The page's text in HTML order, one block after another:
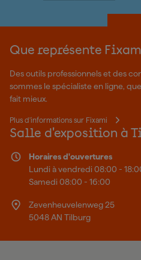
Que représente
Des outils professionnels et des
sommes le spécialiste en ligne,
fait mieux.
Plus d'informations sur Fixami
Salle d'exposition à
Horaires d'ouvertures
Lundi à vendredi 08:00 -
Samedi 08:00 - 16:00
Zevenheuvelenweg 25
5048 AN Tilburg